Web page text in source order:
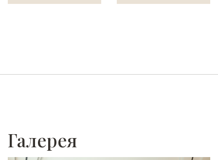
Галерея